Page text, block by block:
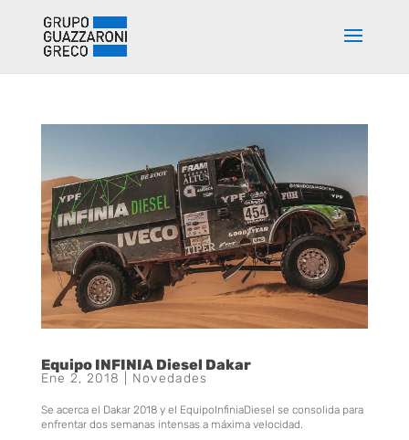
Equipo INFINIA Diesel Dakar
Ene 2, 2018 Novedades
Se acerca el Dakar 2018 y el EquipoInfiniaDiesel se consolida para
enfrentar dos semanas intensas a máxima velocidad.